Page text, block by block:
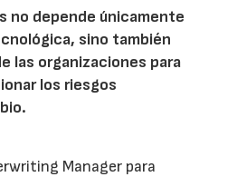
no depende únicamente
sino también
las organizaciones para
los riesgos
Manager para